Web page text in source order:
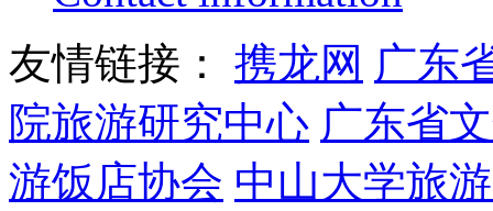
友情链接： 携龙网 广东
院旅游研究中心 广东省
游饭店协会 中山大学旅